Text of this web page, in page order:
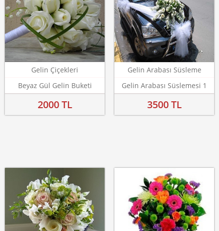
Gelin Çiçekleri
Beyaz Gül Gelin Buketi
2000 TL
Gelin Arabası Süsleme
Gelin Arabası Süslemesi 1
3500 TL